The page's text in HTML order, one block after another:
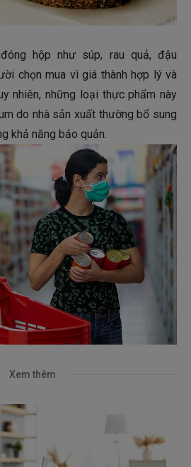
hộp như súp, rau quả, đậu
chọn mua vì giá thành hợp lý và
nhiên, những loại thực phẩm này
do nhà sản xuất thường bổ sung
khả năng bảo quản.
Xem thêm